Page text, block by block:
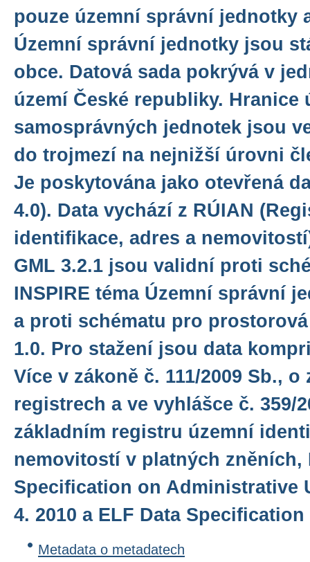
pouze územní správní jednotky
Územní správní jednotky jsou
obce. Datová sada pokrývá v
území České republiky. Hranice
samosprávných jednotek jsou
do trojmezí na nejnižší úrovni
Je poskytována jako otevřená
4.0). Data vychází z RÚIAN
identifikace, adres a
GML 3.2.1 jsou validní proti
INSPIRE téma Územní správní
a proti schématu pro
1.0. Pro stažení jsou data
Více v zákoně č. 111/2009 Sb.,
registrech a ve vyhlášce č. 359/
základním registru územní
nemovitostí v platných zněních,
Specification on Administrative
4. 2010 a ELF Data Specification
Metadata o metadatech